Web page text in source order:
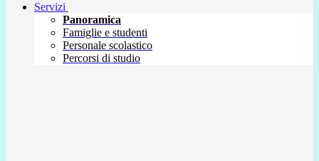
Servizi
Panoramica
Famiglie e studenti
Personale scolastico
Percorsi di studio